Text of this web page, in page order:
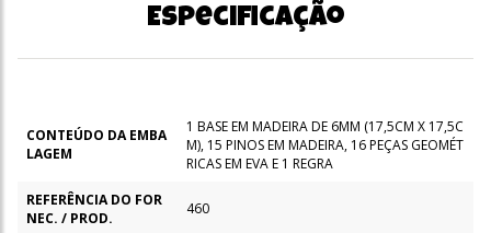
Especificação
CONTEÚDO DA EMBA
LAGEM
1 BASE EM MADEIRA DE 6MM (17,5CM X 17,5C
M), 15 PINOS EM MADEIRA, 16 PEÇAS GEOMÉT
RICAS EM EVA E 1 REGRA
REFERÊNCIA DO FOR
NEC. / PROD.
460